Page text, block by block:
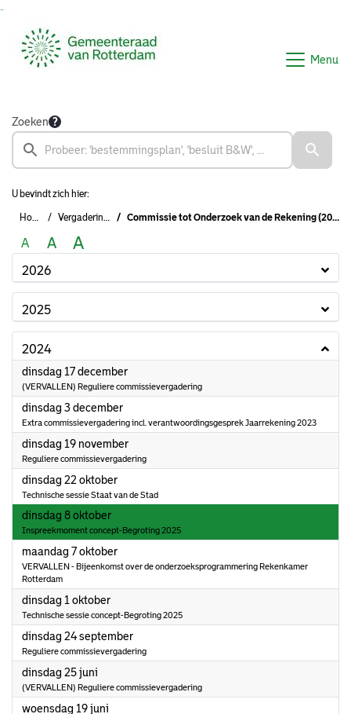
Menu
Zoeken
U bevindt zich hier:
Home Vergaderingen Commissie tot Onderzoek van de Rekening (2022-2026)
A A A
2026
2025
2024
dinsdag 17 december2024
(VERVALLEN) Reguliere commissievergadering
dinsdag 3 december2024
Extra commissievergadering incl. verantwoordingsgesprek Jaarrekening 2023
dinsdag 19 november2024
Reguliere commissievergadering
dinsdag 22 oktober2024
Technische sessie Staat van de Stad
dinsdag 8 oktober2024
Inspreekmoment concept-Begroting 2025
maandag 7 oktober2024
VERVALLEN - Bijeenkomst over de onderzoeksprogrammering Rekenkamer
Rotterdam
dinsdag 1 oktober2024
Technische sessie concept-Begroting 2025
dinsdag 24 september2024
Reguliere commissievergadering
dinsdag 25 juni
(VERVALLEN) Reguliere commissievergadering
woensdag 19 juni